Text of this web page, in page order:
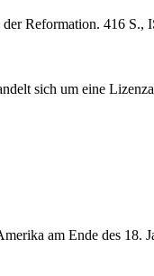
Reformation. 416 S.,
sich um eine
am Ende des 18.